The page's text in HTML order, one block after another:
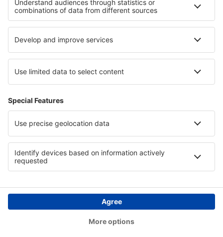
Privatsphäre
Länder
Internationale Webseiten
eSky.eu eSky.com eDestinos.com